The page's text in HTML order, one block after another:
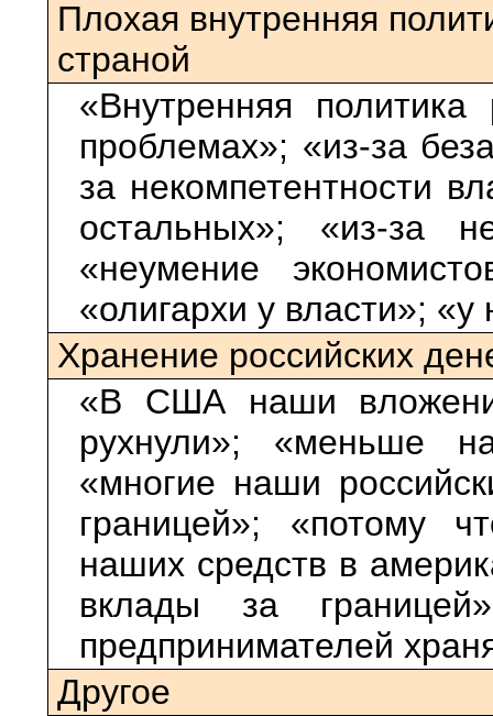
Плохая внутренняя
страной
«Внутренняя
проблемах»; «из-за
за некомпетентности
остальных»; «из-за
«неумение
«олигархи у власти»;
Хранение российских
«В США наши
рухнули»; «меньше
«многие наши
границей»; «потому
наших средств в
вклады за
предпринимателей
Другое